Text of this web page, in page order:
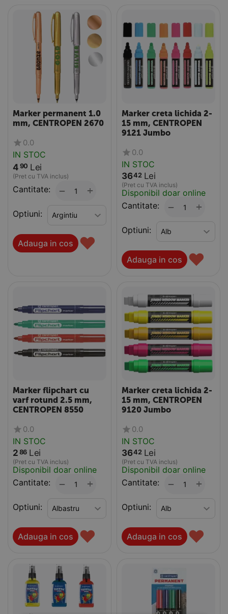
Marker permanent 1.0
mm, CENTROPEN 2670
0.0
IN STOC
4 90 Lei
(Pret cu TVA inclus)
Cantitate: +
−
Optiuni:
Adauga in cos ♥
Marker creta lichida 2-
15 mm, CENTROPEN
9121 Jumbo
0.0
IN STOC
3642 Lei
(Pret cu TVA inclus)
Disponibil doar online
Cantitate:
+
−
Optiuni:
Adauga in cos ♥
Marker flipchart cu
varf rotund 2.5 mm,
CENTROPEN 8550
0.0
IN STOC
2 86 Lei
(Pret cu TVA inclus)
Disponibil doar online
Cantitate:
+
−
Optiuni:
Adauga in cos ♥
Marker creta lichida 2-
15 mm, CENTROPEN
9120 Jumbo
0.0
IN STOC
3642 Lei
(Pret cu TVA inclus)
Disponibil doar online
Cantitate:
+
−
Optiuni:
Adauga in cos ♥